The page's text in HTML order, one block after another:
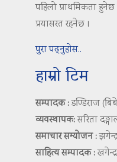
पहिलो प्राथमिकता
प्रयासरत रहनेछ ।
पुरा पढ्नुहोस..
हाम्रो टिम
सम्पादक :डण्डिराज
व्यवस्थापक:सरिता
समाचार सम्योजन :
साहित्य सम्पादक :